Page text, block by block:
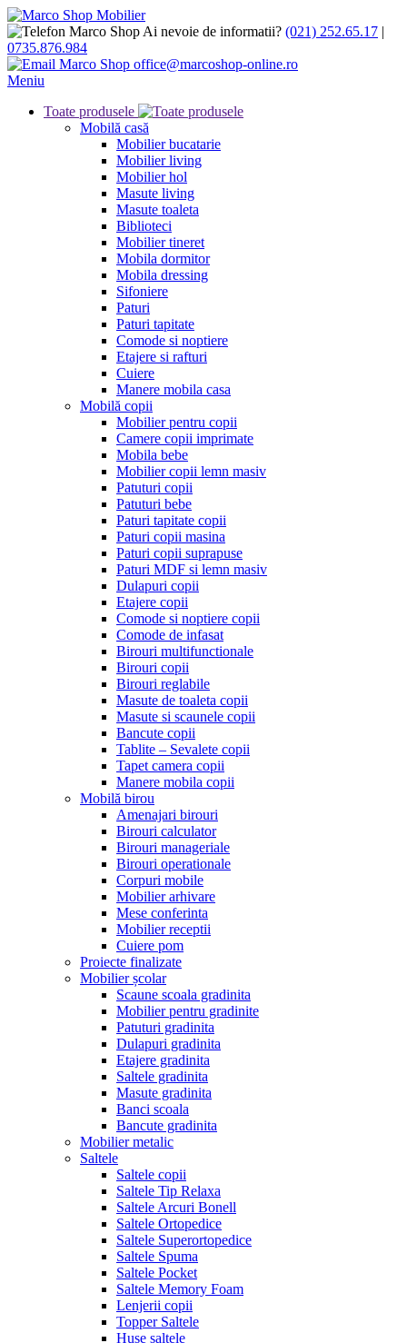
Ai nevoie de informatii? (021) 252.65.17 |
0735.876.984
office@marcoshop-online.ro
Meniu
Toate produsele
Mobilă casă
Mobilier bucatarie
Mobilier living
Mobilier hol
Masute living
Masute toaleta
Biblioteci
Mobilier tineret
Mobila dormitor
Mobila dressing
Sifoniere
Paturi
Paturi tapitate
Comode si noptiere
Etajere si rafturi
Cuiere
Manere mobila casa
Mobilă copii
Mobilier pentru copii
Camere copii imprimate
Mobila bebe
Mobilier copii lemn masiv
Patuturi copii
Patuturi bebe
Paturi tapitate copii
Paturi copii masina
Paturi copii suprapuse
Paturi MDF si lemn masiv
Dulapuri copii
Etajere copii
Comode si noptiere copii
Comode de infasat
Birouri multifunctionale
Birouri copii
Birouri reglabile
Masute de toaleta copii
Masute si scaunele copii
Bancute copii
Tablite – Sevalete copii
Tapet camera copii
Manere mobila copii
Mobilă birou
Amenajari birouri
Birouri calculator
Birouri manageriale
Birouri operationale
Corpuri mobile
Mobilier arhivare
Mese conferinta
Mobilier receptii
Cuiere pom
Proiecte finalizate
Mobilier școlar
Scaune scoala gradinita
Mobilier pentru gradinite
Patuturi gradinita
Dulapuri gradinita
Etajere gradinita
Saltele gradinita
Masute gradinita
Banci scoala
Bancute gradinita
Mobilier metalic
Saltele
Saltele copii
Saltele Tip Relaxa
Saltele Arcuri Bonell
Saltele Ortopedice
Saltele Superortopedice
Saltele Spuma
Saltele Pocket
Saltele Memory Foam
Lenjerii copii
Topper Saltele
Huse saltele